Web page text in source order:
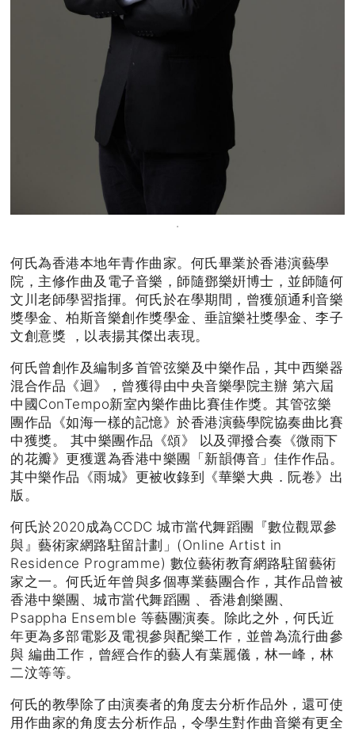
何氏為香港本地年青作曲家。何氏畢業於香港演藝學
院，主修作曲及電子音樂，師隨鄧樂姸博士，並師隨何
文川老師學習指揮。何氏於在學期間，曾獲頒通利音樂
獎學金、柏斯音樂創作獎學金、垂誼樂社獎學金、李子
文創意獎 ，以表揚其傑出表現。
何氏曾創作及編制多首管弦樂及中樂作品，其中⻄樂器
混合作品《迴》，曾獲得由中央音樂學院主辦 第六屆
中國ConTempo新室內樂作曲比賽佳作獎。其管弦樂
團作品《如海一樣的記憶》於香港演藝學院協奏曲比賽
中獲獎。 其中樂團作品《頌》 以及彈撥合奏《微雨下
的花瓣》更獲選為香港中樂團「新韻傳音」佳作作品。
其中樂作品《雨城》更被收錄到《華樂大典．阮卷》出
版。
何氏於2020成為CCDC 城市當代舞蹈團『數位觀眾參
與』藝術家網路駐留計劃」(Online Artist in
Residence Programme) 數位藝術教育網路駐留藝術
家之一。何氏近年曾與多個專業藝團合作，其作品曾被
香港中樂團、城市當代舞蹈團 、香港創樂團、
Psappha Ensemble 等藝團演奏。除此之外，何氏近
年更為多部電影及電視參與配樂工作，並曾為流行曲參
與 編曲工作，曾經合作的藝人有葉麗儀，林一峰，林
二汶等等。
何氏的教學除了由演奏者的角度去分析作品外，還可使
用作曲家的角度去分析作品，令學生對作曲音樂有更全